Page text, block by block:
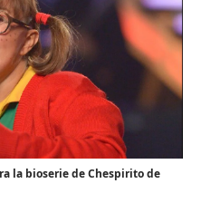
la bioserie de Chespirito de